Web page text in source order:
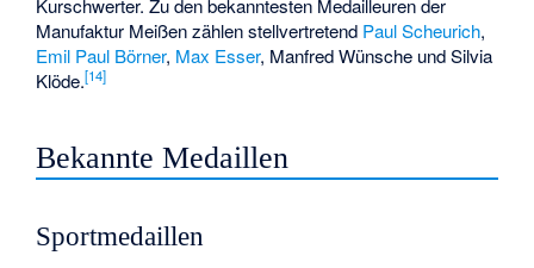
Kurschwerter. Zu den bekanntesten Medailleuren der
Manufaktur Meißen zählen stellvertretend Paul Scheurich,
Emil Paul Börner, Max Esser, Manfred Wünsche und Silvia
Klöde.[14]
Bekannte Medaillen
Sportmedaillen